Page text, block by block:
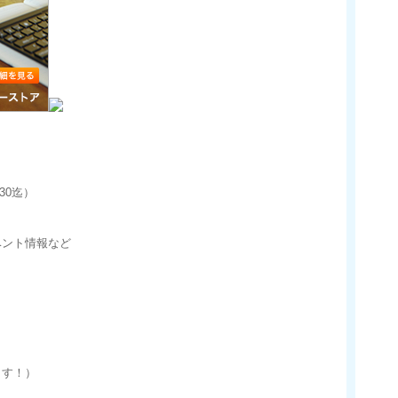
迄）
ト情報など
！）